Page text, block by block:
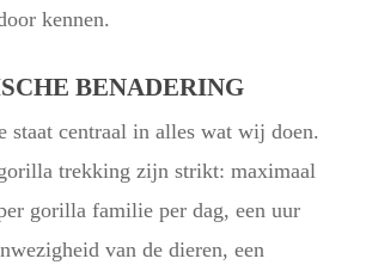
kennen.
BENADERING
staat centraal in alles wat wij doen.
trekking zijn strikt: maximaal
gorilla familie per dag, een uur
van de dieren, een